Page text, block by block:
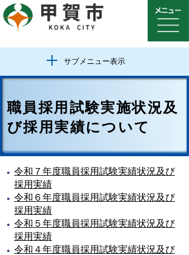
サブメニュー表示
職員採用試験実施状況及
び採用実績について
令和７年度職員採用試験実績状況及び
採用実績
令和６年度職員採用試験実績状況及び
採用実績
令和５年度職員採用試験実績状況及び
採用実績
令和４年度職員採用試験実績状況及び